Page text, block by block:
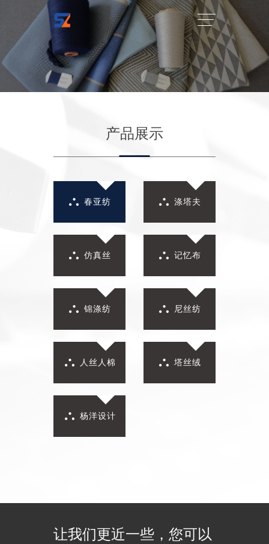
产品展示
春亚纺 涤塔夫
仿真丝 记忆布
锦涤纺 尼丝纺
人丝人棉 塔丝绒
杨洋设计
让我们更近一些，您可以